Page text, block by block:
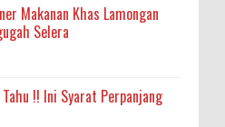
Makanan Khas Lamongan
Selera
!! Ini Syarat Perpanjang